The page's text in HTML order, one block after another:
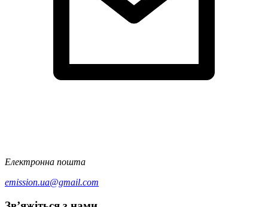
Електронна пошта
emission.ua@gmail.com